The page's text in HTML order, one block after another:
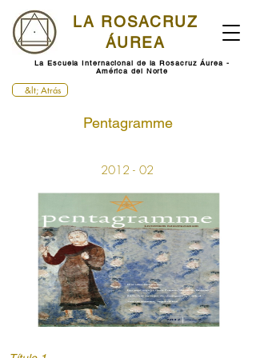
LA ROSACRUZ
ÁUREA
La Escuela Internacional de la Rosacruz Áurea -
América del Norte
&lt; Atrás
Pentagramme
2012 - 02